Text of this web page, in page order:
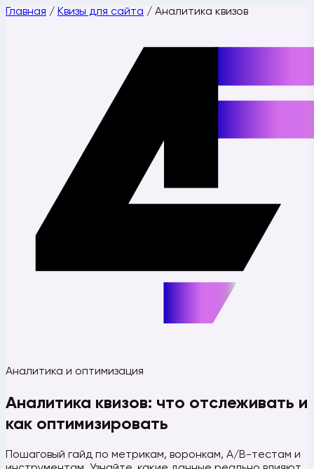
Главная / Квизы для сайта / Аналитика квизов
Аналитика и оптимизация
Аналитика квизов: что отслеживать и
как оптимизировать
Пошаговый гайд по метрикам, воронкам, A/B-тестам и